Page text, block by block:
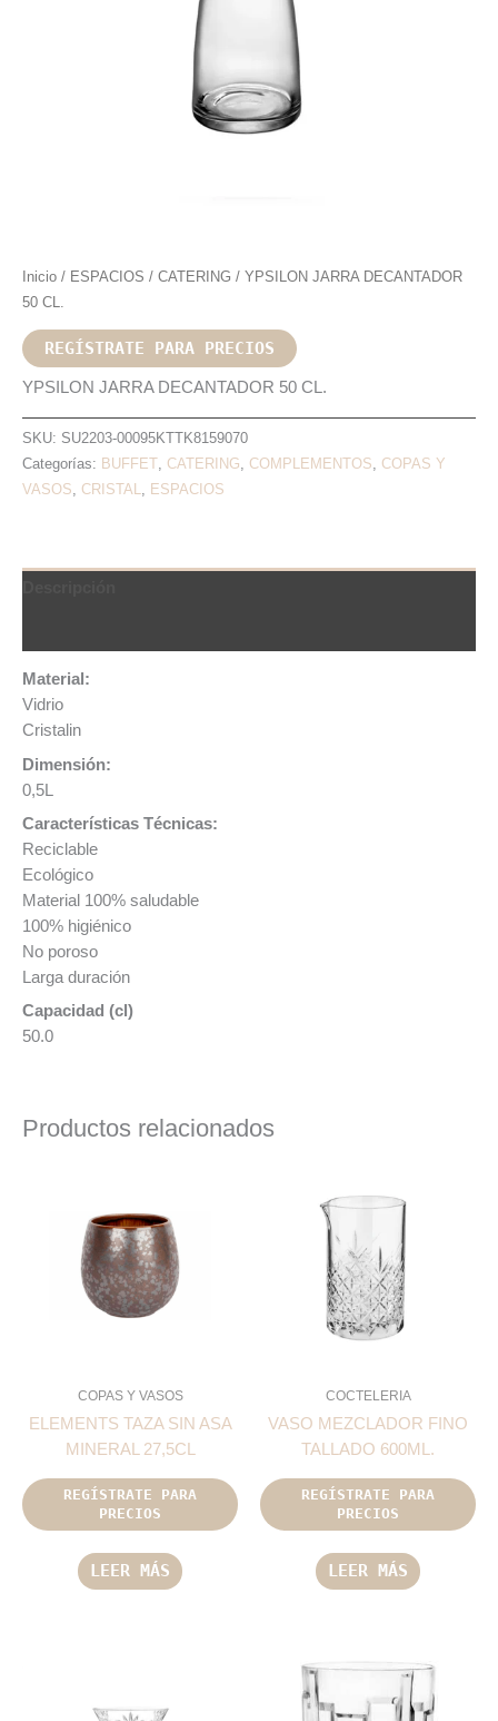
Inicio / ESPACIOS / CATERING / YPSILON JARRA DECANTADOR
50 CL.
REGÍSTRATE PARA PRECIOS
YPSILON JARRA DECANTADOR 50 CL.
SKU: SU2203-00095KTTK8159070
Categorías: BUFFET, CATERING, COMPLEMENTOS, COPAS Y
VASOS, CRISTAL, ESPACIOS
Material:
Vidrio
Cristalin
Dimensión:
0,5L
Características Técnicas:
Reciclable
Ecológico
Material 100% saludable
100% higiénico
No poroso
Larga duración
Capacidad (cl)
50.0
Productos relacionados
COPAS Y VASOS
ELEMENTS TAZA SIN ASA
MINERAL 27,5CL
REGÍSTRATE PARA
PRECIOS
LEER MÁS
COCTELERIA
VASO MEZCLADOR FINO
TALLADO 600ML.
REGÍSTRATE PARA
PRECIOS
LEER MÁS